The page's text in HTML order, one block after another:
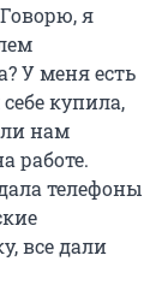
я
У меня есть
купила,
нам
работе.
телефоны
все дали